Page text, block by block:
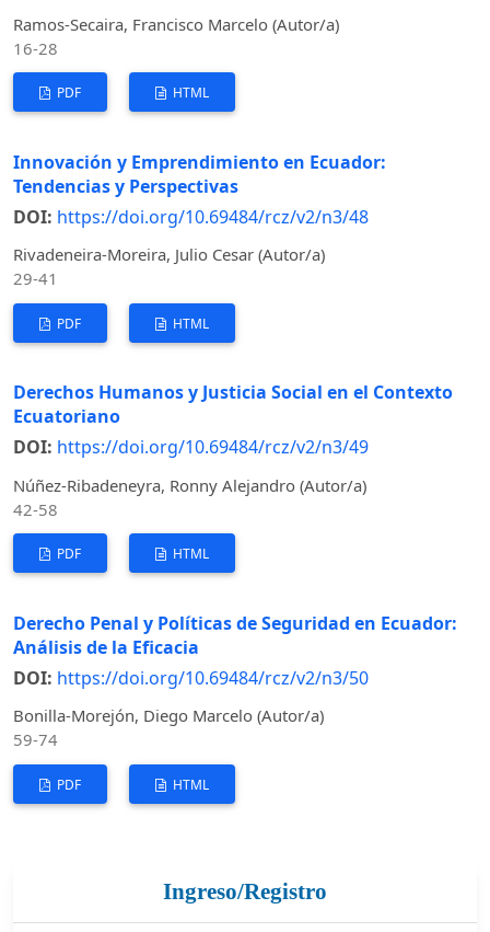
Ramos-Secaira, Francisco Marcelo (Autor/a)
16-28
PDF HTML
Innovación y Emprendimiento en Ecuador:
Tendencias y Perspectivas
DOI: https://doi.org/10.69484/rcz/v2/n3/48
Rivadeneira-Moreira, Julio Cesar (Autor/a)
29-41
PDF HTML
Derechos Humanos y Justicia Social en el Contexto
Ecuatoriano
DOI: https://doi.org/10.69484/rcz/v2/n3/49
Núñez-Ribadeneyra, Ronny Alejandro (Autor/a)
42-58
PDF HTML
Derecho Penal y Políticas de Seguridad en Ecuador:
Análisis de la Eficacia
DOI: https://doi.org/10.69484/rcz/v2/n3/50
Bonilla-Morejón, Diego Marcelo (Autor/a)
59-74
PDF HTML
Ingreso/Registro